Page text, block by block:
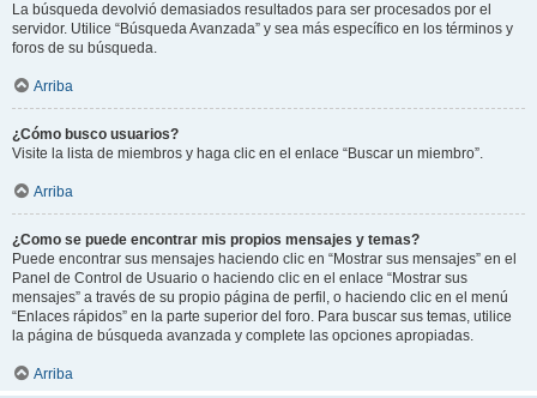
La búsqueda devolvió demasiados resultados para ser procesados por el
servidor. Utilice “Búsqueda Avanzada” y sea más específico en los términos y
foros de su búsqueda.
Arriba
¿Cómo busco usuarios?
Visite la lista de miembros y haga clic en el enlace “Buscar un miembro”.
Arriba
¿Como se puede encontrar mis propios mensajes y temas?
Puede encontrar sus mensajes haciendo clic en “Mostrar sus mensajes” en el
Panel de Control de Usuario o haciendo clic en el enlace “Mostrar sus
mensajes” a través de su propio página de perfil, o haciendo clic en el menú
“Enlaces rápidos” en la parte superior del foro. Para buscar sus temas, utilice
la página de búsqueda avanzada y complete las opciones apropiadas.
Arriba